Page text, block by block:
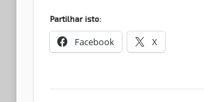
Partilhar isto:
Facebook X